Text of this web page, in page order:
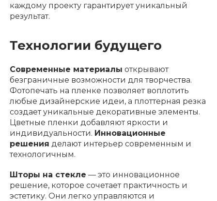
каждому проекту гарантирует уникальный
результат.
Технологии будущего
Современные материалы открывают
безграничные возможности для творчества.
Фотопечать на пленке позволяет воплотить
любые дизайнерские идеи, а плоттерная резка
создает уникальные декоративные элементы.
Цветные пленки добавляют яркости и
индивидуальности. Инновационные
решения делают интерьер современным и
технологичным.
Шторы на стекле — это инновационное
решение, которое сочетает практичность и
эстетику. Они легко управляются и